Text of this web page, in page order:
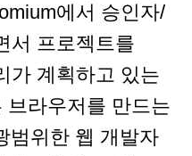
에서 승인자/
서 프로젝트를
가 계획하고 있는
브라우저를 만드는
범위한 웹 개발자